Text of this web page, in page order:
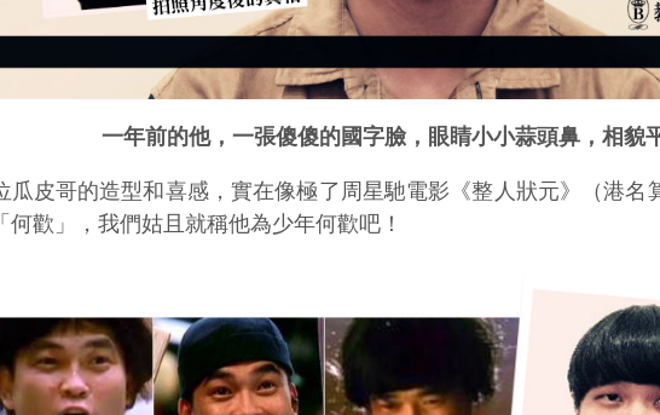
一年前的他，一張傻傻的國字臉，眼睛小小蒜頭鼻，相貌
瓜皮哥的造型和喜感，實在像極了周星馳電影《整人狀元》（港名
何歡」，我們姑且就稱他為少年何歡吧！